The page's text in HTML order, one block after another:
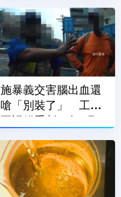
施暴義交害腦出血還
嗆「別裝了」 工人
不認錯重判10年4月